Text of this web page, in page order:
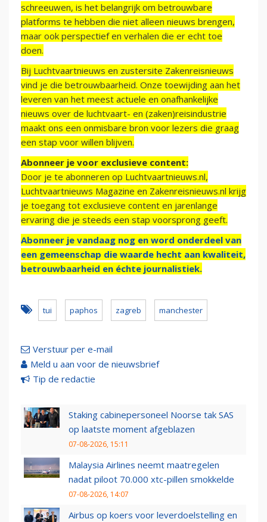
schreeuwen, is het belangrijk om betrouwbare
platforms te hebben die niet alleen nieuws brengen,
maar ook perspectief en verhalen die er echt toe
doen.
Bij Luchtvaartnieuws en zustersite Zakenreisnieuws
vind je die betrouwbaarheid. Onze toewijding aan het
leveren van het meest actuele en onafhankelijke
nieuws over de luchtvaart- en (zaken)reisindustrie
maakt ons een onmisbare bron voor lezers die graag
een stap voor willen blijven.
Abonneer je voor exclusieve content:
Door je te abonneren op Luchtvaartnieuws.nl,
Luchtvaartnieuws Magazine en Zakenreisnieuws.nl krijg
je toegang tot exclusieve content en jarenlange
ervaring die je steeds een stap voorsprong geeft.
Abonneer je vandaag nog en word onderdeel van
een gemeenschap die waarde hecht aan kwaliteit,
betrouwbaarheid en échte journalistiek.
tui paphos zagreb manchester
Verstuur per e-mail
Meld u aan voor de nieuwsbrief
Tip de redactie
Staking cabinepersoneel Noorse tak SAS
op laatste moment afgeblazen
07-08-2026, 15:11
Malaysia Airlines neemt maatregelen
nadat piloot 70.000 xtc-pillen smokkelde
07-08-2026, 14:07
Airbus op koers voor leverdoelstelling en